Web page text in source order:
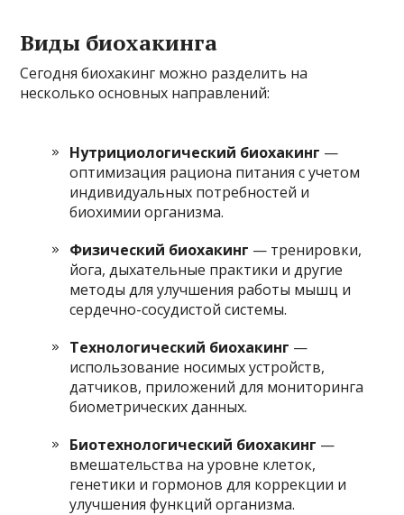
Виды биохакинга
Сегодня биохакинг можно разделить на
несколько основных направлений:
Нутрициологический биохакинг —
оптимизация рациона питания с учетом
индивидуальных потребностей и
биохимии организма.
Физический биохакинг — тренировки,
йога, дыхательные практики и другие
методы для улучшения работы мышц и
сердечно-сосудистой системы.
Технологический биохакинг —
использование носимых устройств,
датчиков, приложений для мониторинга
биометрических данных.
Биотехнологический биохакинг —
вмешательства на уровне клеток,
генетики и гормонов для коррекции и
улучшения функций организма.